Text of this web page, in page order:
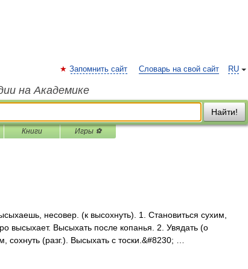
RU
Запомнить сайт Словарь на свой сайт
на Академике
Найти!
Книги Игры ⚽
несовер. (к высохнуть). 1. Становиться сухим,
высыхает. Высыхать после копанья. 2. Увядать (о
(разг.). Высыхать с тоски.&#8230; …